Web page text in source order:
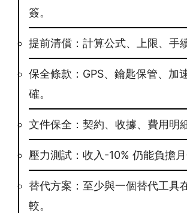
簽。
提前清償：計算公式、上限、手
保全條款：GPS、鑰匙保管、加
確。
文件保全：契約、收據、費用明
壓力測試：收入-10% 仍能負擔月
替代方案：至少與一個替代工具
較。